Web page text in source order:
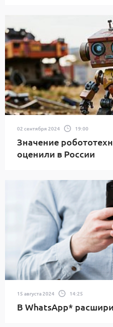
02 сентября 2024 19:00
Значение
оценили в России
15 августа 2024 14:25
В WhatsApp*